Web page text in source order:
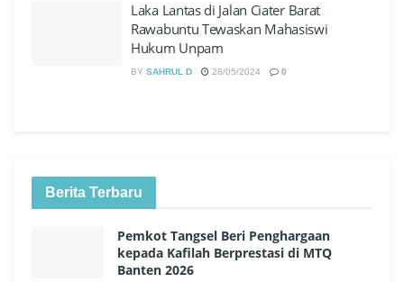
Laka Lantas di Jalan Ciater Barat
Rawabuntu Tewaskan Mahasiswi
Hukum Unpam
BY SAHRUL D 28/05/2024 0
Berita Terbaru
Pemkot Tangsel Beri Penghargaan
kepada Kafilah Berprestasi di MTQ
Banten 2026